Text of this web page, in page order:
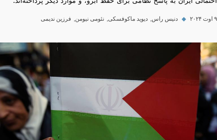
۹ اوت ۲۰۲۴ ◆ دنیس راس دیوید ماکوفسکی نئومی نیومن فرزین ندیمی